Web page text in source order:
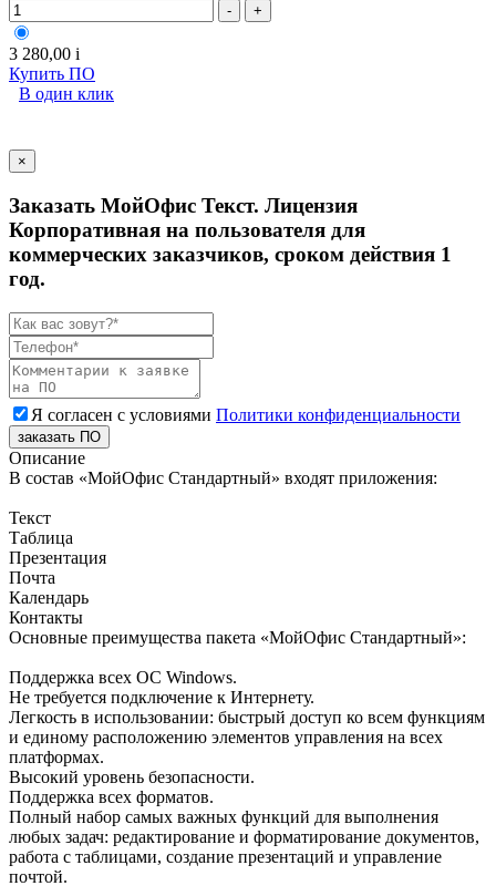
- +
3 280,00 i
Купить ПО
В один клик
×
Заказать МойОфис Текст. Лицензия
Корпоративная на пользователя для
коммерческих заказчиков, сроком действия 1
год.
Я согласен с условиями Политики конфиденциальности
заказать ПО
Описание
В состав «МойОфис Стандартный» входят приложения:
Текст
Таблица
Презентация
Почта
Календарь
Контакты
Основные преимущества пакета «МойОфис Стандартный»:
Поддержка всех ОС Windows.
Не требуется подключение к Интернету.
Легкость в использовании: быстрый доступ ко всем функциям
и единому расположению элементов управления на всех
платформах.
Высокий уровень безопасности.
Поддержка всех форматов.
Полный набор самых важных функций для выполнения
любых задач: редактирование и форматирование документов,
работа с таблицами, создание презентаций и управление
почтой.